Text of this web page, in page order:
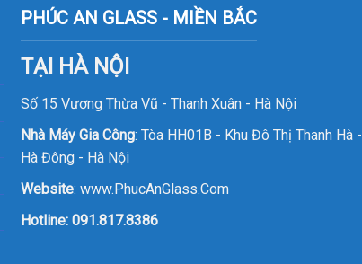
PHÚC AN GLASS - MIỀN BẮC
TẠI HÀ NỘI
Số 15 Vương Thừa Vũ - Thanh Xuân - Hà Nội
Nhà Máy Gia Công: Tòa HH01B - Khu Đô Thị Thanh Hà -
Hà Đông - Hà Nội
Website:www.PhucAnGlass.Com
Hotline:091.817.8386